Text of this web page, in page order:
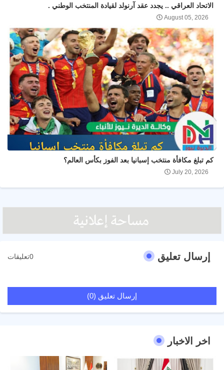
الاتحاد العراقي .. يجدد عقد آرنولد لقيادة المنتخب الوطني .
August 05, 2026
كم تبلغ مكافأة منتخب إسبانيا بعد الفوز بكأس العالم؟
July 20, 2026
إرسال تعليق 0تعليقات
إرسال تعليق (0)
اخر الاخبار